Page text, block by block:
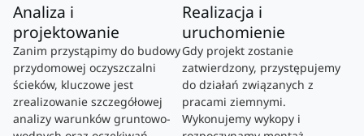
Analiza i
projektowanie
Zanim przystąpimy do budowy
przydomowej oczyszczalni
ścieków, kluczowe jest
zrealizowanie szczegółowej
analizy warunków gruntowo-
Realizacja i
uruchomienie
Gdy projekt zostanie
zatwierdzony, przystępujemy
do działań związanych z
pracami ziemnymi.
Wykonujemy wykopy i